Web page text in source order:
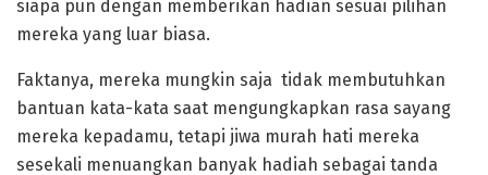
siapa pun dengan memberikan hadian sesuai pilihan
mereka yang luar biasa.
Faktanya, mereka mungkin saja tidak membutuhkan
bantuan kata-kata saat mengungkapkan rasa sayang
mereka kepadamu, tetapi jiwa murah hati mereka
sesekali menuangkan banyak hadiah sebagai tanda